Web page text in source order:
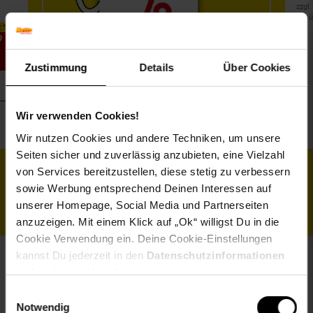
Zustimmung Details Über Cookies
Wir verwenden Cookies!
Wir nutzen Cookies und andere Techniken, um unsere
Seiten sicher und zuverlässig anzubieten, eine Vielzahl
von Services bereitzustellen, diese stetig zu verbessern
sowie Werbung entsprechend Deinen Interessen auf
unserer Homepage, Social Media und Partnerseiten
anzuzeigen. Mit einem Klick auf „Ok“ willigst Du in die
Cookie Verwendung ein. Deine Cookie-Einstellungen
kannst Du jederzeit in den Datenschutzinformationen
ändern bzw. widerrufen.
Notwendig
Zu den Angeboten
Alle Filialangebote ansehen
Cornflakes & Müsli